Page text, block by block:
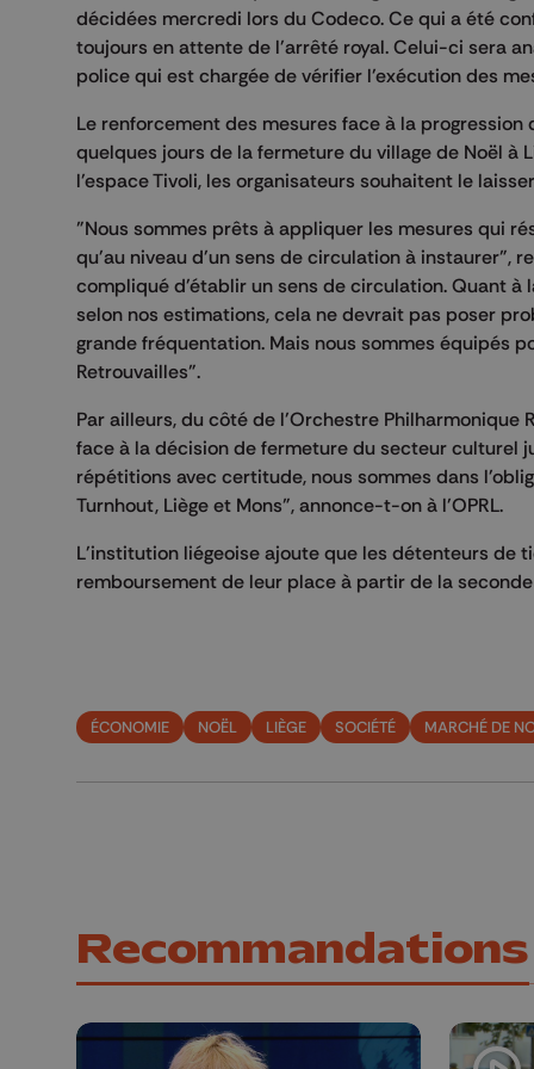
décidées mercredi lors du Codeco. Ce qui a été
toujours en attente de l'arrêté royal. Celui-ci sera
police qui est chargée de vérifier l'exécution des
Le renforcement des mesures face à la
quelques jours de la fermeture du village de Noël
l'espace Tivoli, les organisateurs souhaitent le
"Nous sommes prêts à appliquer les mesures qui
qu'au niveau d'un sens de circulation à instaurer",
compliqué d'établir un sens de circulation. Quant à
selon nos estimations, cela ne devrait pas poser
grande fréquentation. Mais nous sommes équipés
Retrouvailles".
Par ailleurs, du côté de l'Orchestre Philharmonique
face à la décision de fermeture du secteur culturel
répétitions avec certitude, nous sommes dans
Turnhout, Liège et Mons", annonce-t-on à l'OPRL.
L'institution liégeoise ajoute que les détenteurs de
remboursement de leur place à partir de la
ÉCONOMIE NOËL LIÈGE SOCIÉTÉ MARCHÉ DE
Recommandations